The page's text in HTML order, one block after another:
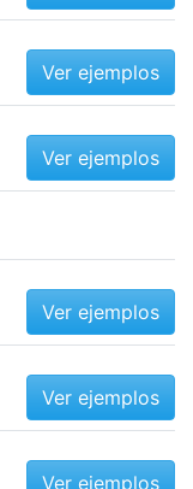
Ver ejemplos
Ver ejemplos
Ver ejemplos
Ver ejemplos
Ver ejemplos